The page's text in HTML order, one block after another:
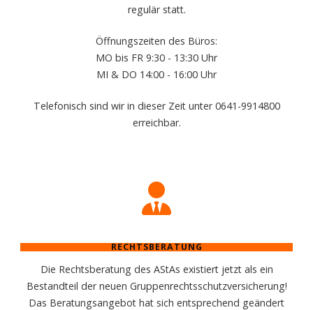
regulär statt.
Öffnungszeiten des Büros:
MO bis FR 9:30 - 13:30 Uhr
MI & DO 14:00 - 16:00 Uhr
Telefonisch sind wir in dieser Zeit unter 0641-9914800
erreichbar.
RECHTSBERATUNG
Die Rechtsberatung des AStAs existiert jetzt als ein
Bestandteil der neuen Gruppenrechtsschutzversicherung!
Das Beratungsangebot hat sich entsprechend geändert